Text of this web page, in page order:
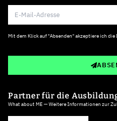
Mit dem Klick auf "Absenden" akzeptiere ich die
Partner für die
What about ME — Weitere Informationen zur